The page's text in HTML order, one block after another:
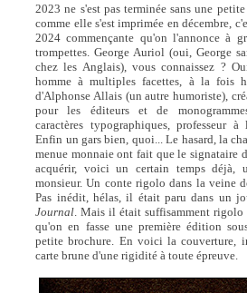
2023 ne s'est pas terminée sans une
comme elle s'est imprimée en décembre,
2024 commençante qu'on l'annonce à
trompettes. George Auriol (oui, George
chez les Anglais), vous connaissez ?
homme à multiples facettes, à la fois
d'Alphonse Allais (un autre humoriste),
pour les éditeurs et de
caractères typographiques, professeur à
Enfin un gars bien, quoi... Le hasard, la
menue monnaie ont fait que le signataire
acquérir, voici un certain temps déjà,
monsieur. Un conte rigolo dans la veine
Pas inédit, hélas, il était paru dans un
Journal . Mais il était suffisamment
qu'on en fasse une première édition
petite brochure. En voici la couverture,
carte brune d'une rigidité à toute épreuve.